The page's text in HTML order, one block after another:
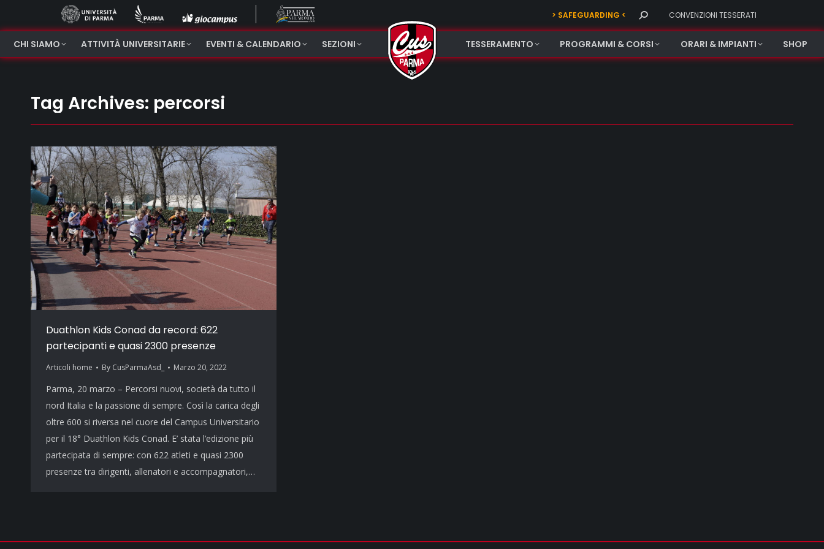
> SAFEGUARDING < Search: CONVENZIONI TESSERATI
CHI SIAMO ATTIVITÀ UNIVERSITARIE EVENTI & CALENDARIO SEZIONI TESSERAMENTO PROGRAMMI & CORSI ORARI & IMPIANTI SHOP
Tag Archives: percorsi
Duathlon Kids Conad da record: 622
partecipanti e quasi 2300 presenze
Articoli home By CusParmaAsd_ Marzo 20, 2022
Parma, 20 marzo – Percorsi nuovi, società da tutto il
nord Italia e la passione di sempre. Così la carica degli
oltre 600 si riversa nel cuore del Campus Universitario
per il 18° Duathlon Kids Conad. E’ stata l’edizione più
partecipata di sempre: con 622 atleti e quasi 2300
presenze tra dirigenti, allenatori e accompagnatori,…